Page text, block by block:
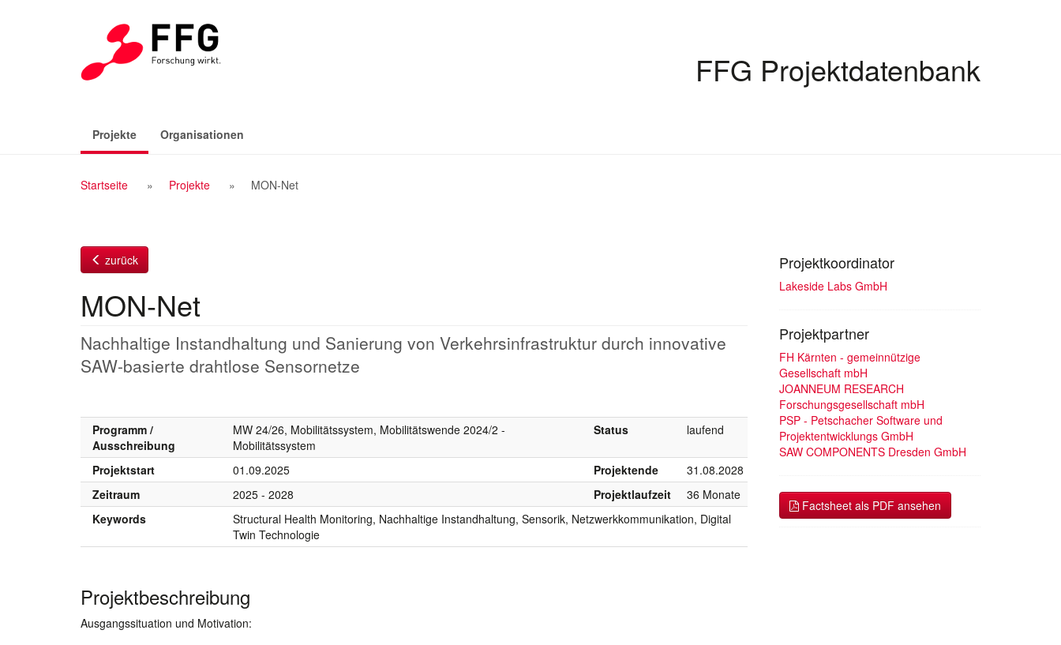
FFG Projektdatenbank
Projekte(aktiv)Organisationen
Breadcrumb
Startseite Projekte MON-Net
zurück
MON-Net
Nachhaltige Instandhaltung und Sanierung von Verkehrsinfrastruktur durch innovative
SAW-basierte drahtlose Sensornetze
Programm /
Ausschreibung
MW 24/26, Mobilitätssystem, Mobilitätswende 2024/2 -
Mobilitätssystem
Status laufend
Projektstart 01.09.2025 Projektende
31.08.2028
Zeitraum
2025 - 2028 Projektlaufzeit
36 Monate
Keywords
Structural Health Monitoring, Nachhaltige Instandhaltung, Sensorik, Netzwerkkommunikation, Digital
Twin Technologie
Projektbeschreibung
Ausgangssituation und Motivation:
Projektkoordinator
Lakeside Labs GmbH
Projektpartner
FH Kärnten - gemeinnützige
Gesellschaft mbH
JOANNEUM RESEARCH
Forschungsgesellschaft mbH
PSP - Petschacher Software und
Projektentwicklungs GmbH
SAW COMPONENTS Dresden GmbH
Factsheet als PDF ansehen